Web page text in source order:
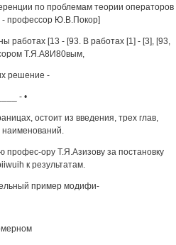
по проблемам теории операторов
- профессор Ю.В.Покор]
работах [13 - [93. В работах [1] - [3], [93,
Т.Я.А8И80вым,
решение -
- •
остоит из введения, трех глав,
наименований.
профес-ору Т.Я.Азизову за постановку
к результатам.
пример модифи-